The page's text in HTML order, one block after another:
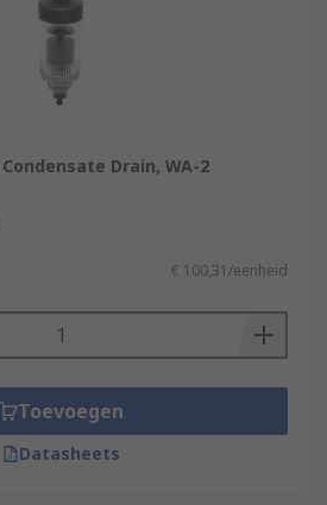
Drain, WA-2
€ 100,31/eenheid
Toevoegen
Datasheets